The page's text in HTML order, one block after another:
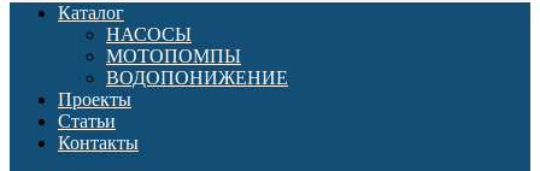
Каталог
НАСОСЫ
МОТОПОМПЫ
ВОДОПОНИЖЕНИЕ
Проекты
Статьи
Контакты